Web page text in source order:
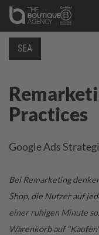
Practices
SEA
Google Ads
Bei Remarketing
Shop, die Nutzer auf
einer ruhigen Minute
Warenkorb auf